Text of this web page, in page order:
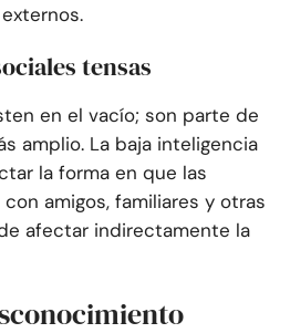
tensas
en el vacío; son parte de
amplio. La baja inteligencia
la forma en que las
amigos, familiares y otras
afectar indirectamente la